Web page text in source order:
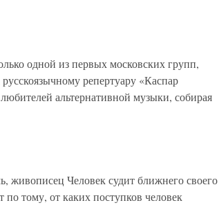
одной из первых московских групп,
репертуару «Каспар
альтернативной музыки, собирая
живописец Человек судит ближнего своего
тому, от каких поступков человек